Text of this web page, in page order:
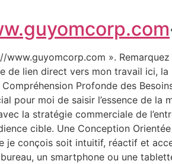
».
de lien direct vers mon travail ici,
Profonde des
pour moi de saisir l’essence de la
la stratégie commerciale de
cible. Une Conception
je conçois soit intuitif, réactif et
un smartphone ou une